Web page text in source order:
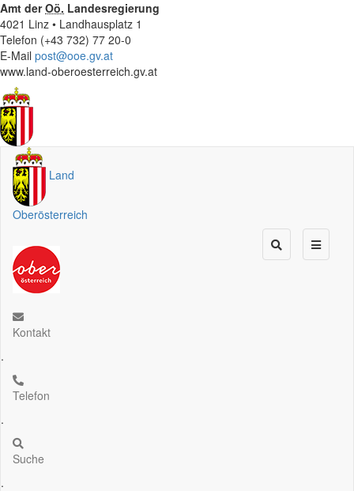
Amt derOö. Landesregierung
4021 Linz • Landhausplatz 1
Telefon (+43 732) 77 20-0
E-Mail post@ooe.gv.at
www.land-oberoesterreich.gv.at
Land
Oberösterreich
Kontakt
.
Telefon
.
Suche
.